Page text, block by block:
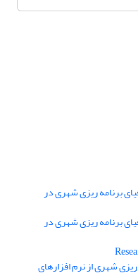
برنامه ریزی شهری در
برنامه ریزی شهری در
شهری از نرم افزارهای